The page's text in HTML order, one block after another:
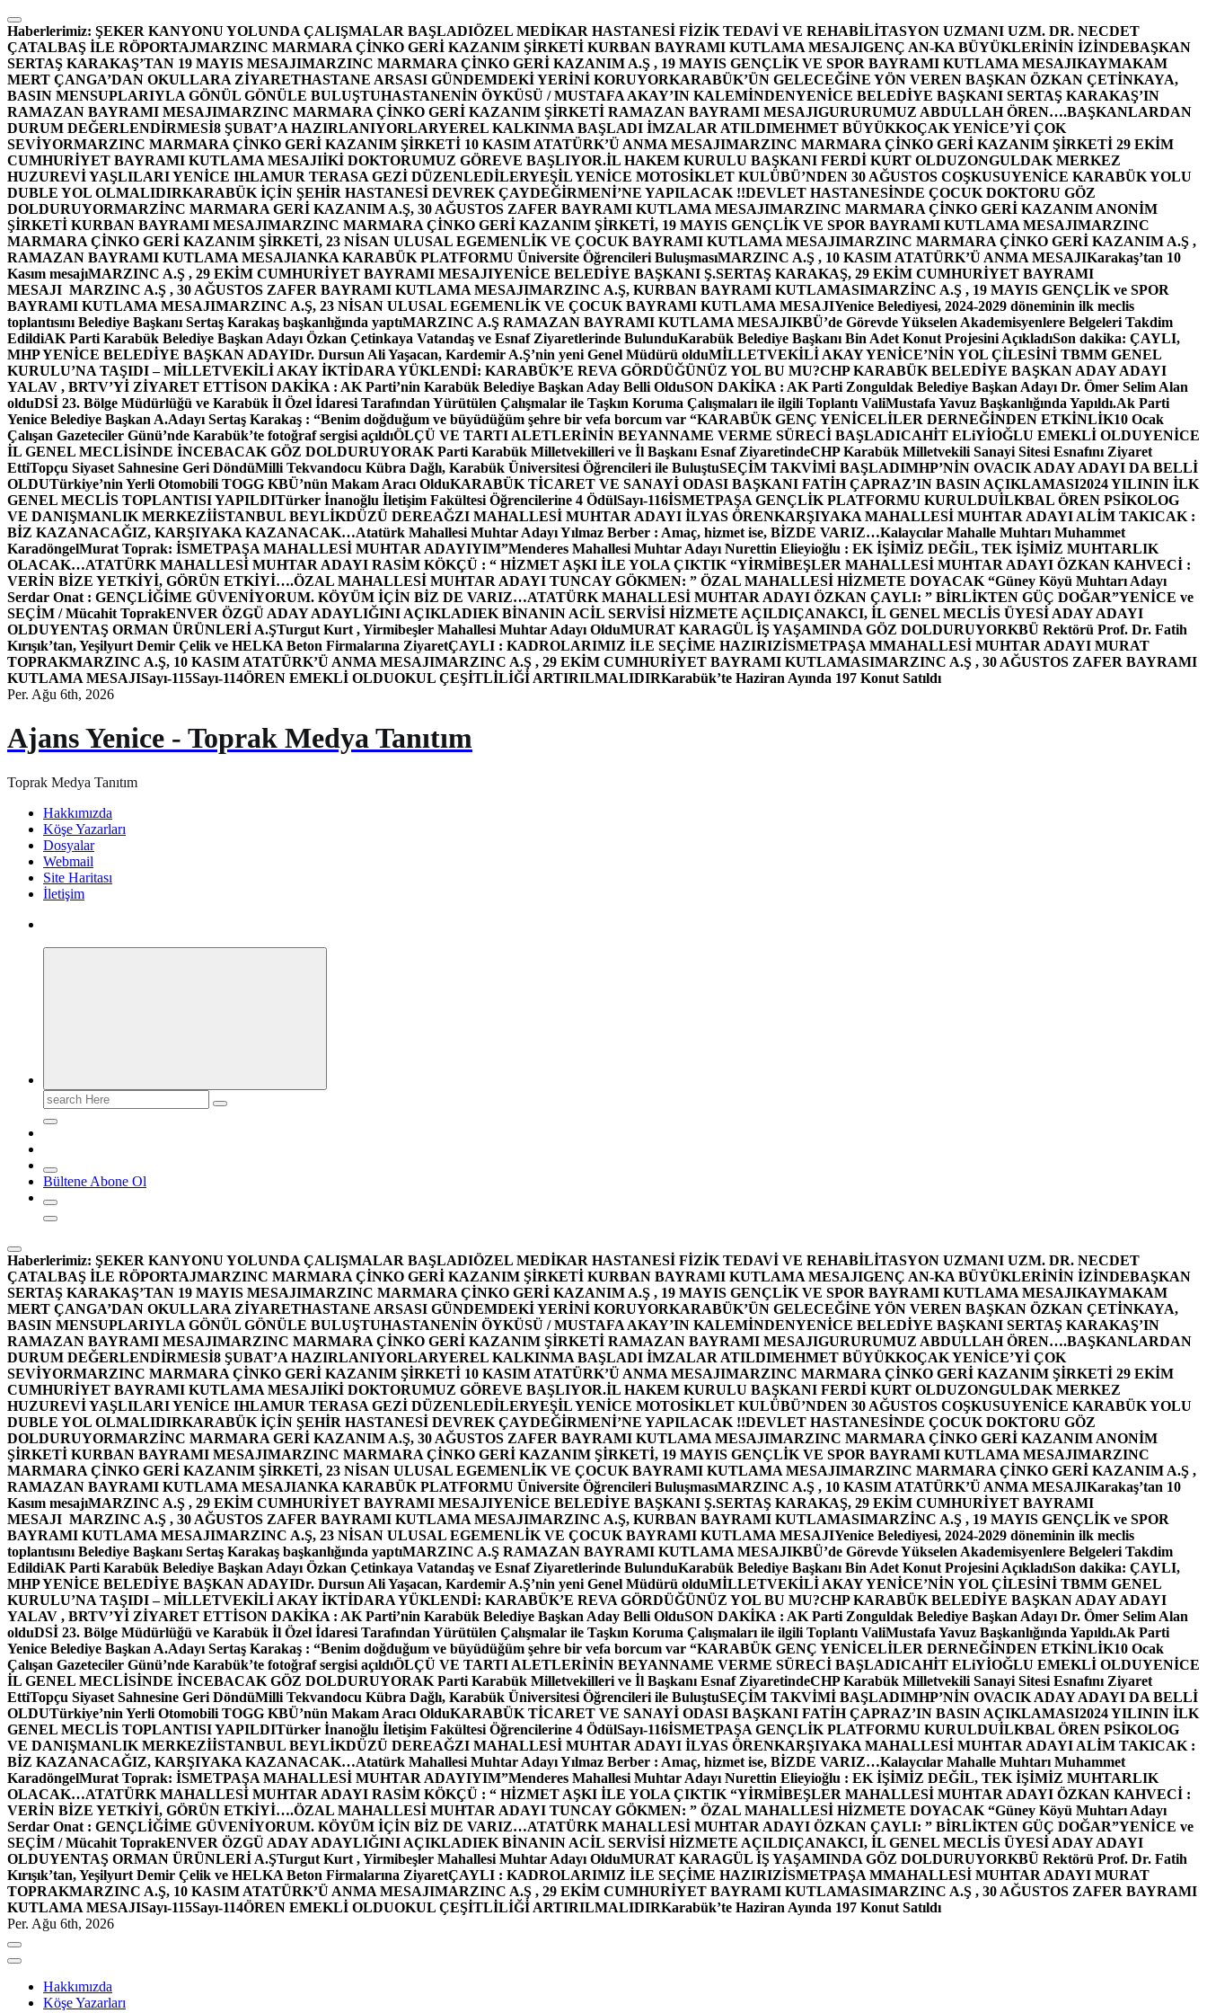
İçeriğe
atla
Haberlerimiz: ŞEKER KANYONU YOLUNDA ÇALIŞMALAR BAŞLADIÖZEL MEDİKAR HASTANESİ FİZİK TEDAVİ VE REHABİLİTASYON UZMANI UZM. DR. NECDET
ÇATALBAŞ İLE RÖPORTAJMARZINC MARMARA ÇİNKO GERİ KAZANIM ŞİRKETİ KURBAN BAYRAMI KUTLAMA MESAJIGENÇ AN-KA BÜYÜKLERİNİN İZİNDEBAŞKAN
SERTAŞ KARAKAŞ’TAN 19 MAYIS MESAJIMARZINC MARMARA ÇİNKO GERİ KAZANIM A.Ş , 19 MAYIS GENÇLİK VE SPOR BAYRAMI KUTLAMA MESAJIKAYMAKAM
MERT ÇANGA’DAN OKULLARA ZİYARETHASTANE ARSASI GÜNDEMDEKİ YERİNİ KORUYORKARABÜK’ÜN GELECEĞİNE YÖN VEREN BAŞKAN ÖZKAN ÇETİNKAYA,
BASIN MENSUPLARIYLA GÖNÜL GÖNÜLE BULUŞTUHASTANENİN ÖYKÜSÜ / MUSTAFA AKAY’IN KALEMİNDENYENİCE BELEDİYE BAŞKANI SERTAŞ KARAKAŞ’IN
RAMAZAN BAYRAMI MESAJIMARZINC MARMARA ÇİNKO GERİ KAZANIM ŞİRKETİ RAMAZAN BAYRAMI MESAJIGURURUMUZ ABDULLAH ÖREN….BAŞKANLARDAN
DURUM DEĞERLENDİRMESİ8 ŞUBAT’A HAZIRLANIYORLARYEREL KALKINMA BAŞLADI İMZALAR ATILDIMEHMET BÜYÜKKOÇAK YENİCE’Yİ ÇOK
SEVİYORMARZINC MARMARA ÇİNKO GERİ KAZANIM ŞİRKETİ 10 KASIM ATATÜRK’Ü ANMA MESAJIMARZINC MARMARA ÇİNKO GERİ KAZANIM ŞİRKETİ 29 EKİM
CUMHURİYET BAYRAMI KUTLAMA MESAJIİKİ DOKTORUMUZ GÖREVE BAŞLIYOR.İL HAKEM KURULU BAŞKANI FERDİ KURT OLDUZONGULDAK MERKEZ
HUZUREVİ YAŞLILARI YENİCE IHLAMUR TERASA GEZİ DÜZENLEDİLERYEŞİL YENİCE MOTOSİKLET KULÜBÜ’NDEN 30 AĞUSTOS COŞKUSUYENİCE KARABÜK YOLU
DUBLE YOL OLMALIDIRKARABÜK İÇİN ŞEHİR HASTANESİ DEVREK ÇAYDEĞİRMENİ’NE YAPILACAK !!DEVLET HASTANESİNDE ÇOCUK DOKTORU GÖZ
DOLDURUYORMARZİNC MARMARA GERİ KAZANIM A.Ş, 30 AĞUSTOS ZAFER BAYRAMI KUTLAMA MESAJIMARZINC MARMARA ÇİNKO GERİ KAZANIM ANONİM
ŞİRKETİ KURBAN BAYRAMI MESAJIMARZINC MARMARA ÇİNKO GERİ KAZANIM ŞİRKETİ, 19 MAYIS GENÇLİK VE SPOR BAYRAMI KUTLAMA MESAJIMARZINC
MARMARA ÇİNKO GERİ KAZANIM ŞİRKETİ, 23 NİSAN ULUSAL EGEMENLİK VE ÇOCUK BAYRAMI KUTLAMA MESAJIMARZINC MARMARA ÇİNKO GERİ KAZANIM A.Ş ,
RAMAZAN BAYRAMI KUTLAMA MESAJIANKA KARABÜK PLATFORMU Üniversite Öğrencileri BuluşmasıMARZINC A.Ş , 10 KASIM ATATÜRK’Ü ANMA MESAJIKarakaş’tan 10
Kasım mesajıMARZINC A.Ş , 29 EKİM CUMHURİYET BAYRAMI MESAJIYENİCE BELEDİYE BAŞKANI Ş.SERTAŞ KARAKAŞ, 29 EKİM CUMHURİYET BAYRAMI
MESAJI MARZINC A.Ş , 30 AĞUSTOS ZAFER BAYRAMI KUTLAMA MESAJIMARZINC A.Ş, KURBAN BAYRAMI KUTLAMASIMARZİNC A.Ş , 19 MAYIS GENÇLİK ve SPOR
BAYRAMI KUTLAMA MESAJIMARZINC A.Ş, 23 NİSAN ULUSAL EGEMENLİK VE ÇOCUK BAYRAMI KUTLAMA MESAJIYenice Belediyesi, 2024-2029 döneminin ilk meclis
toplantısını Belediye Başkanı Sertaş Karakaş başkanlığında yaptıMARZINC A.Ş RAMAZAN BAYRAMI KUTLAMA MESAJIKBÜ’de Görevde Yükselen Akademisyenlere Belgeleri Takdim
EdildiAK Parti Karabük Belediye Başkan Adayı Özkan Çetinkaya Vatandaş ve Esnaf Ziyaretlerinde BulunduKarabük Belediye Başkanı Bin Adet Konut Projesini AçıkladıSon dakika: ÇAYLI,
MHP YENİCE BELEDİYE BAŞKAN ADAYIDr. Dursun Ali Yaşacan, Kardemir A.Ş’nin yeni Genel Müdürü olduMİLLETVEKİLİ AKAY YENİCE’NİN YOL ÇİLESİNİ TBMM GENEL
KURULU’NA TAŞIDI – MİLLETVEKİLİ AKAY İKTİDARA YÜKLENDİ: KARABÜK’E REVA GÖRDÜĞÜNÜZ YOL BU MU?CHP KARABÜK BELEDİYE BAŞKAN ADAY ADAYI
YALAV , BRTV’Yİ ZİYARET ETTİSON DAKİKA : AK Parti’nin Karabük Belediye Başkan Aday Belli OlduSON DAKİKA : AK Parti Zonguldak Belediye Başkan Adayı Dr. Ömer Selim Alan
olduDSİ 23. Bölge Müdürlüğü ve Karabük İl Özel İdaresi Tarafından Yürütülen Çalışmalar ile Taşkın Koruma Çalışmaları ile ilgili Toplantı ValiMustafa Yavuz Başkanlığında Yapıldı.Ak Parti
Yenice Belediye Başkan A.Adayı Sertaş Karakaş : “Benim doğduğum ve büyüdüğüm şehre bir vefa borcum var “KARABÜK GENÇ YENİCELİLER DERNEĞİNDEN ETKİNLİK10 Ocak
Çalışan Gazeteciler Günü’nde Karabük’te fotoğraf sergisi açıldıÖLÇÜ VE TARTI ALETLERİNİN BEYANNAME VERME SÜRECİ BAŞLADICAHİT ELiYİOĞLU EMEKLİ OLDUYENİCE
İL GENEL MECLİSİNDE İNCEBACAK GÖZ DOLDURUYORAK Parti Karabük Milletvekilleri ve İl Başkanı Esnaf ZiyaretindeCHP Karabük Milletvekili Sanayi Sitesi Esnafını Ziyaret
EttiTopçu Siyaset Sahnesine Geri DöndüMilli Tekvandocu Kübra Dağlı, Karabük Üniversitesi Öğrencileri ile BuluştuSEÇİM TAKVİMİ BAŞLADIMHP’NİN OVACIK ADAY ADAYI DA BELLİ
OLDUTürkiye’nin Yerli Otomobili TOGG KBÜ’nün Makam Aracı OlduKARABÜK TİCARET VE SANAYİ ODASI BAŞKANI FATİH ÇAPRAZ’IN BASIN AÇIKLAMASI2024 YILININ İLK
GENEL MECLİS TOPLANTISI YAPILDITürker İnanoğlu İletişim Fakültesi Öğrencilerine 4 ÖdülSayı-116İSMETPAŞA GENÇLİK PLATFORMU KURULDUİLKBAL ÖREN PSİKOLOG
VE DANIŞMANLIK MERKEZİİSTANBUL BEYLİKDÜZÜ DEREAĞZI MAHALLESİ MUHTAR ADAYI İLYAS ÖRENKARŞIYAKA MAHALLESİ MUHTAR ADAYI ALİM TAKICAK :
BİZ KAZANACAĞIZ, KARŞIYAKA KAZANACAK…Atatürk Mahallesi Muhtar Adayı Yılmaz Berber : Amaç, hizmet ise, BİZDE VARIZ…Kalaycılar Mahalle Muhtarı Muhammet
KaradöngelMurat Toprak: İSMETPAŞA MAHALLESİ MUHTAR ADAYIYIM”Menderes Mahallesi Muhtar Adayı Nurettin Elieyioğlu : EK İŞİMİZ DEĞİL, TEK İŞİMİZ MUHTARLIK
OLACAK…ATATÜRK MAHALLESİ MUHTAR ADAYI RASİM KÖKÇÜ : “ HİZMET AŞKI İLE YOLA ÇIKTIK “YİRMİBEŞLER MAHALLESİ MUHTAR ADAYI ÖZKAN KAHVECİ :
VERİN BİZE YETKİYİ, GÖRÜN ETKİYİ….ÖZAL MAHALLESİ MUHTAR ADAYI TUNCAY GÖKMEN: ” ÖZAL MAHALLESİ HİZMETE DOYACAK “Güney Köyü Muhtarı Adayı
Serdar Onat : GENÇLİĞİME GÜVENİYORUM. KÖYÜM İÇİN BİZ DE VARIZ…ATATÜRK MAHALLESİ MUHTAR ADAYI ÖZKAN ÇAYLI: ” BİRLİKTEN GÜÇ DOĞAR”YENİCE ve
SEÇİM / Mücahit ToprakENVER ÖZGÜ ADAY ADAYLIĞINI AÇIKLADIEK BİNANIN ACİL SERVİSİ HİZMETE AÇILDIÇANAKCI, İL GENEL MECLİS ÜYESİ ADAY ADAYI
OLDUYENTAŞ ORMAN ÜRÜNLERİ A.ŞTurgut Kurt , Yirmibeşler Mahallesi Muhtar Adayı OlduMURAT KARAGÜL İŞ YAŞAMINDA GÖZ DOLDURUYORKBÜ Rektörü Prof. Dr. Fatih
Kırışık’tan, Yeşilyurt Demir Çelik ve HELKA Beton Firmalarına ZiyaretÇAYLI : KADROLARIMIZ İLE SEÇİME HAZIRIZİSMETPAŞA MMAHALLESİ MUHTAR ADAYI MURAT
TOPRAKMARZINC A.Ş, 10 KASIM ATATÜRK’Ü ANMA MESAJIMARZINC A.Ş , 29 EKİM CUMHURİYET BAYRAMI KUTLAMASIMARZINC A.Ş , 30 AĞUSTOS ZAFER BAYRAMI
KUTLAMA MESAJISayı-115Sayı-114ÖREN EMEKLİ OLDUOKUL ÇEŞİTLİLİĞİ ARTIRILMALIDIRKarabük’te Haziran Ayında 197 Konut Satıldı
Per. Ağu 6th, 2026
Ajans Yenice - Toprak Medya Tanıtım
Toprak Medya Tanıtım
Hakkımızda
Köşe Yazarları
Dosyalar
Webmail
Site Haritası
İletişim
Search
for:
Bültene Abone Ol
Haberlerimiz: ŞEKER KANYONU YOLUNDA ÇALIŞMALAR BAŞLADIÖZEL MEDİKAR HASTANESİ FİZİK TEDAVİ VE REHABİLİTASYON UZMANI UZM. DR. NECDET
ÇATALBAŞ İLE RÖPORTAJMARZINC MARMARA ÇİNKO GERİ KAZANIM ŞİRKETİ KURBAN BAYRAMI KUTLAMA MESAJIGENÇ AN-KA BÜYÜKLERİNİN İZİNDEBAŞKAN
SERTAŞ KARAKAŞ’TAN 19 MAYIS MESAJIMARZINC MARMARA ÇİNKO GERİ KAZANIM A.Ş , 19 MAYIS GENÇLİK VE SPOR BAYRAMI KUTLAMA MESAJIKAYMAKAM
MERT ÇANGA’DAN OKULLARA ZİYARETHASTANE ARSASI GÜNDEMDEKİ YERİNİ KORUYORKARABÜK’ÜN GELECEĞİNE YÖN VEREN BAŞKAN ÖZKAN ÇETİNKAYA,
BASIN MENSUPLARIYLA GÖNÜL GÖNÜLE BULUŞTUHASTANENİN ÖYKÜSÜ / MUSTAFA AKAY’IN KALEMİNDENYENİCE BELEDİYE BAŞKANI SERTAŞ KARAKAŞ’IN
RAMAZAN BAYRAMI MESAJIMARZINC MARMARA ÇİNKO GERİ KAZANIM ŞİRKETİ RAMAZAN BAYRAMI MESAJIGURURUMUZ ABDULLAH ÖREN….BAŞKANLARDAN
DURUM DEĞERLENDİRMESİ8 ŞUBAT’A HAZIRLANIYORLARYEREL KALKINMA BAŞLADI İMZALAR ATILDIMEHMET BÜYÜKKOÇAK YENİCE’Yİ ÇOK
SEVİYORMARZINC MARMARA ÇİNKO GERİ KAZANIM ŞİRKETİ 10 KASIM ATATÜRK’Ü ANMA MESAJIMARZINC MARMARA ÇİNKO GERİ KAZANIM ŞİRKETİ 29 EKİM
CUMHURİYET BAYRAMI KUTLAMA MESAJIİKİ DOKTORUMUZ GÖREVE BAŞLIYOR.İL HAKEM KURULU BAŞKANI FERDİ KURT OLDUZONGULDAK MERKEZ
HUZUREVİ YAŞLILARI YENİCE IHLAMUR TERASA GEZİ DÜZENLEDİLERYEŞİL YENİCE MOTOSİKLET KULÜBÜ’NDEN 30 AĞUSTOS COŞKUSUYENİCE KARABÜK YOLU
DUBLE YOL OLMALIDIRKARABÜK İÇİN ŞEHİR HASTANESİ DEVREK ÇAYDEĞİRMENİ’NE YAPILACAK !!DEVLET HASTANESİNDE ÇOCUK DOKTORU GÖZ
DOLDURUYORMARZİNC MARMARA GERİ KAZANIM A.Ş, 30 AĞUSTOS ZAFER BAYRAMI KUTLAMA MESAJIMARZINC MARMARA ÇİNKO GERİ KAZANIM ANONİM
ŞİRKETİ KURBAN BAYRAMI MESAJIMARZINC MARMARA ÇİNKO GERİ KAZANIM ŞİRKETİ, 19 MAYIS GENÇLİK VE SPOR BAYRAMI KUTLAMA MESAJIMARZINC
MARMARA ÇİNKO GERİ KAZANIM ŞİRKETİ, 23 NİSAN ULUSAL EGEMENLİK VE ÇOCUK BAYRAMI KUTLAMA MESAJIMARZINC MARMARA ÇİNKO GERİ KAZANIM A.Ş ,
RAMAZAN BAYRAMI KUTLAMA MESAJIANKA KARABÜK PLATFORMU Üniversite Öğrencileri BuluşmasıMARZINC A.Ş , 10 KASIM ATATÜRK’Ü ANMA MESAJIKarakaş’tan 10
Kasım mesajıMARZINC A.Ş , 29 EKİM CUMHURİYET BAYRAMI MESAJIYENİCE BELEDİYE BAŞKANI Ş.SERTAŞ KARAKAŞ, 29 EKİM CUMHURİYET BAYRAMI
MESAJI MARZINC A.Ş , 30 AĞUSTOS ZAFER BAYRAMI KUTLAMA MESAJIMARZINC A.Ş, KURBAN BAYRAMI KUTLAMASIMARZİNC A.Ş , 19 MAYIS GENÇLİK ve SPOR
BAYRAMI KUTLAMA MESAJIMARZINC A.Ş, 23 NİSAN ULUSAL EGEMENLİK VE ÇOCUK BAYRAMI KUTLAMA MESAJIYenice Belediyesi, 2024-2029 döneminin ilk meclis
toplantısını Belediye Başkanı Sertaş Karakaş başkanlığında yaptıMARZINC A.Ş RAMAZAN BAYRAMI KUTLAMA MESAJIKBÜ’de Görevde Yükselen Akademisyenlere Belgeleri Takdim
EdildiAK Parti Karabük Belediye Başkan Adayı Özkan Çetinkaya Vatandaş ve Esnaf Ziyaretlerinde BulunduKarabük Belediye Başkanı Bin Adet Konut Projesini AçıkladıSon dakika: ÇAYLI,
MHP YENİCE BELEDİYE BAŞKAN ADAYIDr. Dursun Ali Yaşacan, Kardemir A.Ş’nin yeni Genel Müdürü olduMİLLETVEKİLİ AKAY YENİCE’NİN YOL ÇİLESİNİ TBMM GENEL
KURULU’NA TAŞIDI – MİLLETVEKİLİ AKAY İKTİDARA YÜKLENDİ: KARABÜK’E REVA GÖRDÜĞÜNÜZ YOL BU MU?CHP KARABÜK BELEDİYE BAŞKAN ADAY ADAYI
YALAV , BRTV’Yİ ZİYARET ETTİSON DAKİKA : AK Parti’nin Karabük Belediye Başkan Aday Belli OlduSON DAKİKA : AK Parti Zonguldak Belediye Başkan Adayı Dr. Ömer Selim Alan
olduDSİ 23. Bölge Müdürlüğü ve Karabük İl Özel İdaresi Tarafından Yürütülen Çalışmalar ile Taşkın Koruma Çalışmaları ile ilgili Toplantı ValiMustafa Yavuz Başkanlığında Yapıldı.Ak Parti
Yenice Belediye Başkan A.Adayı Sertaş Karakaş : “Benim doğduğum ve büyüdüğüm şehre bir vefa borcum var “KARABÜK GENÇ YENİCELİLER DERNEĞİNDEN ETKİNLİK10 Ocak
Çalışan Gazeteciler Günü’nde Karabük’te fotoğraf sergisi açıldıÖLÇÜ VE TARTI ALETLERİNİN BEYANNAME VERME SÜRECİ BAŞLADICAHİT ELiYİOĞLU EMEKLİ OLDUYENİCE
İL GENEL MECLİSİNDE İNCEBACAK GÖZ DOLDURUYORAK Parti Karabük Milletvekilleri ve İl Başkanı Esnaf ZiyaretindeCHP Karabük Milletvekili Sanayi Sitesi Esnafını Ziyaret
EttiTopçu Siyaset Sahnesine Geri DöndüMilli Tekvandocu Kübra Dağlı, Karabük Üniversitesi Öğrencileri ile BuluştuSEÇİM TAKVİMİ BAŞLADIMHP’NİN OVACIK ADAY ADAYI DA BELLİ
OLDUTürkiye’nin Yerli Otomobili TOGG KBÜ’nün Makam Aracı OlduKARABÜK TİCARET VE SANAYİ ODASI BAŞKANI FATİH ÇAPRAZ’IN BASIN AÇIKLAMASI2024 YILININ İLK
GENEL MECLİS TOPLANTISI YAPILDITürker İnanoğlu İletişim Fakültesi Öğrencilerine 4 ÖdülSayı-116İSMETPAŞA GENÇLİK PLATFORMU KURULDUİLKBAL ÖREN PSİKOLOG
VE DANIŞMANLIK MERKEZİİSTANBUL BEYLİKDÜZÜ DEREAĞZI MAHALLESİ MUHTAR ADAYI İLYAS ÖRENKARŞIYAKA MAHALLESİ MUHTAR ADAYI ALİM TAKICAK :
BİZ KAZANACAĞIZ, KARŞIYAKA KAZANACAK…Atatürk Mahallesi Muhtar Adayı Yılmaz Berber : Amaç, hizmet ise, BİZDE VARIZ…Kalaycılar Mahalle Muhtarı Muhammet
KaradöngelMurat Toprak: İSMETPAŞA MAHALLESİ MUHTAR ADAYIYIM”Menderes Mahallesi Muhtar Adayı Nurettin Elieyioğlu : EK İŞİMİZ DEĞİL, TEK İŞİMİZ MUHTARLIK
OLACAK…ATATÜRK MAHALLESİ MUHTAR ADAYI RASİM KÖKÇÜ : “ HİZMET AŞKI İLE YOLA ÇIKTIK “YİRMİBEŞLER MAHALLESİ MUHTAR ADAYI ÖZKAN KAHVECİ :
VERİN BİZE YETKİYİ, GÖRÜN ETKİYİ….ÖZAL MAHALLESİ MUHTAR ADAYI TUNCAY GÖKMEN: ” ÖZAL MAHALLESİ HİZMETE DOYACAK “Güney Köyü Muhtarı Adayı
Serdar Onat : GENÇLİĞİME GÜVENİYORUM. KÖYÜM İÇİN BİZ DE VARIZ…ATATÜRK MAHALLESİ MUHTAR ADAYI ÖZKAN ÇAYLI: ” BİRLİKTEN GÜÇ DOĞAR”YENİCE ve
SEÇİM / Mücahit ToprakENVER ÖZGÜ ADAY ADAYLIĞINI AÇIKLADIEK BİNANIN ACİL SERVİSİ HİZMETE AÇILDIÇANAKCI, İL GENEL MECLİS ÜYESİ ADAY ADAYI
OLDUYENTAŞ ORMAN ÜRÜNLERİ A.ŞTurgut Kurt , Yirmibeşler Mahallesi Muhtar Adayı OlduMURAT KARAGÜL İŞ YAŞAMINDA GÖZ DOLDURUYORKBÜ Rektörü Prof. Dr. Fatih
Kırışık’tan, Yeşilyurt Demir Çelik ve HELKA Beton Firmalarına ZiyaretÇAYLI : KADROLARIMIZ İLE SEÇİME HAZIRIZİSMETPAŞA MMAHALLESİ MUHTAR ADAYI MURAT
TOPRAKMARZINC A.Ş, 10 KASIM ATATÜRK’Ü ANMA MESAJIMARZINC A.Ş , 29 EKİM CUMHURİYET BAYRAMI KUTLAMASIMARZINC A.Ş , 30 AĞUSTOS ZAFER BAYRAMI
KUTLAMA MESAJISayı-115Sayı-114ÖREN EMEKLİ OLDUOKUL ÇEŞİTLİLİĞİ ARTIRILMALIDIRKarabük’te Haziran Ayında 197 Konut Satıldı
Per. Ağu 6th, 2026
Hakkımızda
Köşe Yazarları